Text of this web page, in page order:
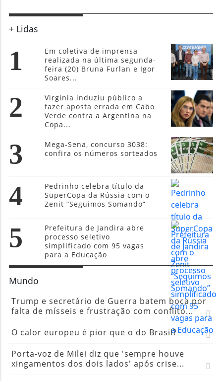
+ Lidas
1
Em coletiva de imprensa
realizada na última segunda-
feira (20) Bruna Furlan e Igor
Soares...
2
Virginia induziu público a
fazer aposta errada em Cabo
Verde contra a Argentina na
Copa...
3
Mega-Sena, concurso 3038:
confira os números sorteados
4
Pedrinho celebra título da
SuperCopa da Rússia com o
Zenit “Seguimos Somando”
5
Prefeitura de Jandira abre
processo seletivo
simplificado com 95 vagas
para a Educação
Mundo
Trump e secretário de Guerra batem boca por
falta de mísseis e frustração com conflito...
O calor europeu é pior que o do Brasil?
Porta-voz de Milei diz que 'sempre houve
xingamentos dos dois lados' após crise...